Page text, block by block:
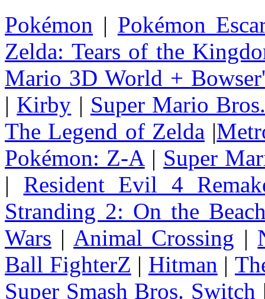
Pokémon | Pokémon
Zelda: Tears of the
Mario 3D World +
| Kirby | Super Mario
The Legend of Zelda |
Pokémon: Z-A | Super
| Resident Evil 4
Stranding 2: On the
Wars | Animal Crossing |
Ball FighterZ | Hitman |
Super Smash Bros. Switch